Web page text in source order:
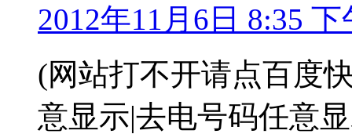
2012年11月6日 8:35 下
(网站打不开请点百度
意显示|去电号码任意